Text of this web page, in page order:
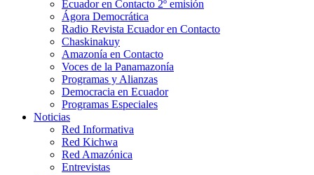
Ecuador en Contacto 2º emisión
Ágora Democrática
Radio Revista Ecuador en Contacto
Chaskinakuy
Amazonía en Contacto
Voces de la Panamazonía
Programas y Alianzas
Democracia en Ecuador
Programas Especiales
Noticias
Red Informativa
Red Kichwa
Red Amazónica
Entrevistas